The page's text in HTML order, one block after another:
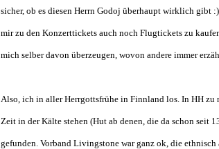
sicher, ob es diesen Herrn Godoj überhaupt wirklich gibt
mir zu den Konzerttickets auch noch Flugtickets zu
mich selber davon überzeugen, wovon andere immer
Also, ich in aller Herrgottsfrühe in Finnland los. In HH
Zeit in der Kälte stehen (Hut ab denen, die da schon seit
gefunden. Vorband Livingstone war ganz ok, die